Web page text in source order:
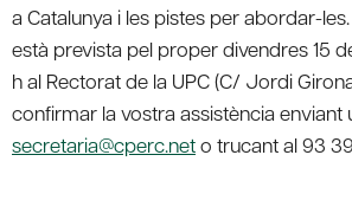
a Catalunya i les pistes per abordar-
està prevista pel proper divendres 15
h al Rectorat de la UPC (C/ Jordi
confirmar la vostra assistència enviant
secretaria@cperc.neto trucant al 93